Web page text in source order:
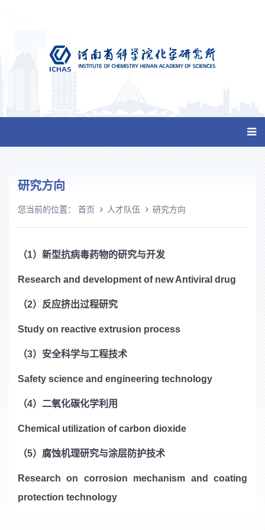
研究方向
您当前的位置： 首页 人才队伍 研究方向
（1）新型抗病毒药物的研究与开发
Research and development of new Antiviral drug
（2）反应挤出过程研究
Study on reactive extrusion process
（3）安全科学与工程技术
Safety science and engineering technology
（4）二氧化碳化学利用
Chemical utilization of carbon dioxide
（5）腐蚀机理研究与涂层防护技术
Research on corrosion mechanism and coating
protection technology